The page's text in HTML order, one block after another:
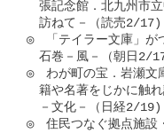
張記念館．北九州市
訪ねて－（読売2/17)
◎　「テイラー文庫」が
石巻－風－（朝日2/
◎　わが町の宝．岩瀬文
籍や名著をじかに触
－文化－（日経2/19)
◎　住民つなぐ拠点施設